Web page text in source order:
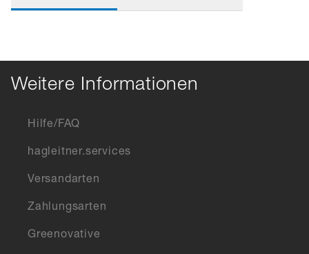
Weitere Informationen
Hilfe/FAQ
hagleitner.services
Versandarten
Zahlungsarten
Greenovative